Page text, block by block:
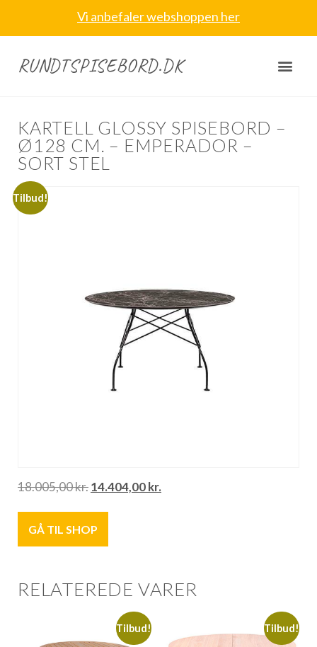
Vi anbefaler webshoppen her
RUNDTSPISEBORD.DK
KARTELL GLOSSY SPISEBORD –
Ø128 CM. – EMPERADOR –
SORT STEL
Tilbud!
18.005,00kr.14.404,00kr.
GÅ TIL SHOP
RELATEREDE VARER
Tilbud! Tilbud!